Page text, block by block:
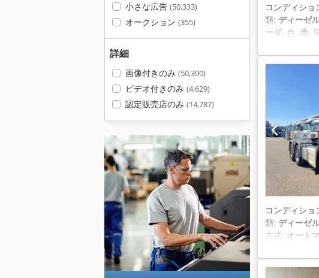
小さな広告 (50,333)
オークション (355)
詳細
画像付きのみ (50,390)
ビデオ付きのみ (4,629)
認定販売店のみ (14,787)
コンディショ
類: ディーゼ
ーダ, 色: 赤,
コンディショ
類: ディーゼ
方式: オート